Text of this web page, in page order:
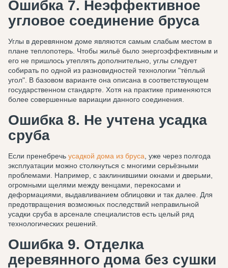
Ошибка 7. Неэффективное
угловое соединение бруса
Углы в деревянном доме являются самым слабым местом в
плане теплопотерь. Чтобы жильё было энергоэффективным и
его не пришлось утеплять дополнительно, углы следует
собирать по одной из разновидностей технологии "тёплый
угол". В базовом варианте она описана в соответствующем
государственном стандарте. Хотя на практике применяются
более совершенные вариации данного соединения.
Ошибка 8. Не учтена усадка
сруба
Если пренебречь усадкой дома из бруса , уже через полгода
эксплуатации можно столкнуться с многими серьёзными
проблемами. Например, с заклинившими окнами и дверьми,
огромными щелями между венцами, перекосами и
деформациями, выдавливанием облицовки и так далее. Для
предотвращения возможных последствий неправильной
усадки сруба в арсенале специалистов есть целый ряд
технологических решений.
Ошибка 9. Отделка
деревянного дома без сушки